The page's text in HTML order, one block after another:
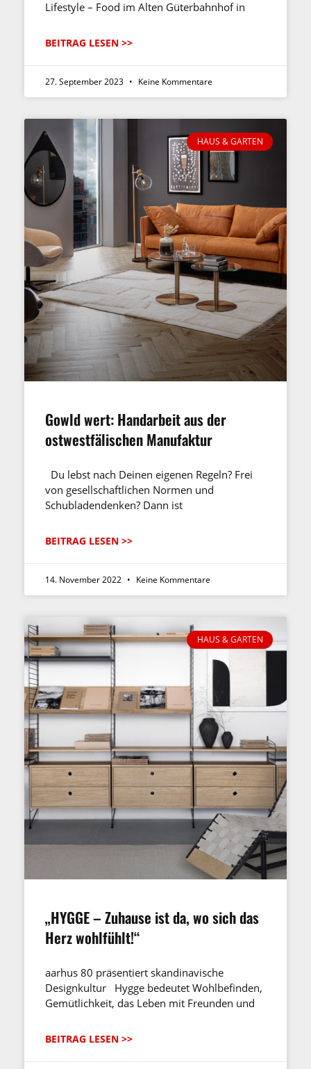
Lifestyle – Food im Alten Güterbahnhof in
BEITRAG LESEN >>
27. September 2023 Keine Kommentare
HAUS & GARTEN
Gowld wert: Handarbeit aus der
ostwestfälischen Manufaktur
Du lebst nach Deinen eigenen Regeln? Frei
von gesellschaftlichen Normen und
Schubladendenken? Dann ist
BEITRAG LESEN >>
14. November 2022 Keine Kommentare
HAUS & GARTEN
„HYGGE – Zuhause ist da, wo sich das
Herz wohlfühlt!“
aarhus 80 präsentiert skandinavische
Designkultur Hygge bedeutet Wohlbefinden,
Gemütlichkeit, das Leben mit Freunden und
BEITRAG LESEN >>